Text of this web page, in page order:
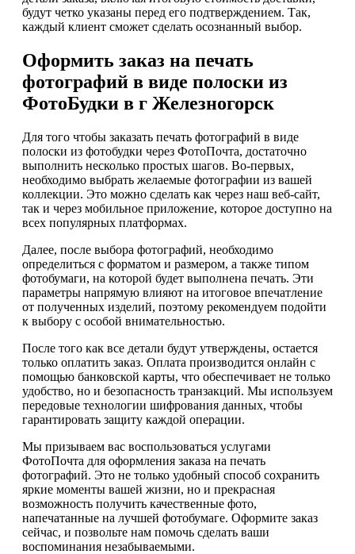
будут четко указаны перед его подтверждением. Так,
каждый клиент сможет сделать осознанный выбор.
Оформить заказ на печать
фотографий в виде полоски из
ФотоБудки в г Железногорск
Для того чтобы заказать печать фотографий в виде
полоски из фотобудки через ФотоПочта, достаточно
выполнить несколько простых шагов. Во-первых,
необходимо выбрать желаемые фотографии из вашей
коллекции. Это можно сделать как через наш веб-сайт,
так и через мобильное приложение, которое доступно на
всех популярных платформах.
Далее, после выбора фотографий, необходимо
определиться с форматом и размером, а также типом
фотобумаги, на которой будет выполнена печать. Эти
параметры напрямую влияют на итоговое впечатление
от полученных изделий, поэтому рекомендуем подойти
к выбору с особой внимательностью.
После того как все детали будут утверждены, остается
только оплатить заказ. Оплата производится онлайн с
помощью банковской карты, что обеспечивает не только
удобство, но и безопасность транзакций. Мы используем
передовые технологии шифрования данных, чтобы
гарантировать защиту каждой операции.
Мы призываем вас воспользоваться услугами
ФотоПочта для оформления заказа на печать
фотографий. Это не только удобный способ сохранить
яркие моменты вашей жизни, но и прекрасная
возможность получить качественные фото,
напечатанные на лучшей фотобумаге. Оформите заказ
сейчас, и позвольте нам помочь сделать ваши
воспоминания незабываемыми.